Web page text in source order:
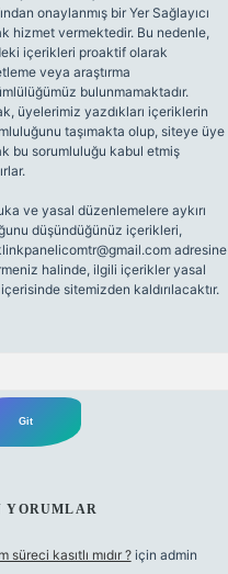
onaylanmış bir Yer Sağlayıcı
hizmet vermektedir. Bu nedenle,
içerikleri proaktif olarak
veya araştırma
bulunmamaktadır.
üyelerimiz yazdıkları içeriklerin
taşımakta olup, siteye üye
bu sorumluluğu kabul etmiş
ve yasal düzenlemelere aykırı
düşündüğünüz içerikleri,
adresine
halinde, ilgili içerikler yasal
sitemizden kaldırılacaktır.
YORUMLAR
süreci kasıtlı mıdır ?için admin